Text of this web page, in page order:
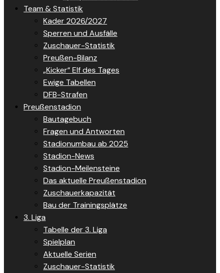
Team & Statistik
Kader 2026/2027
Sperren und Ausfälle
Zuschauer-Statistik
Preußen-Bilanz
„Kicker“ Elf des Tages
Ewige Tabellen
DFB-Strafen
Preußenstadion
Bautagebuch
Fragen und Antworten
Stadionumbau ab 2025
Stadion-News
Stadion-Meilensteine
Das aktuelle Preußenstadion
Zuschauerkapazität
Bau der Trainingsplätze
3. Liga
Tabelle der 3. Liga
Spielplan
Aktuelle Serien
Zuschauer-Statistik